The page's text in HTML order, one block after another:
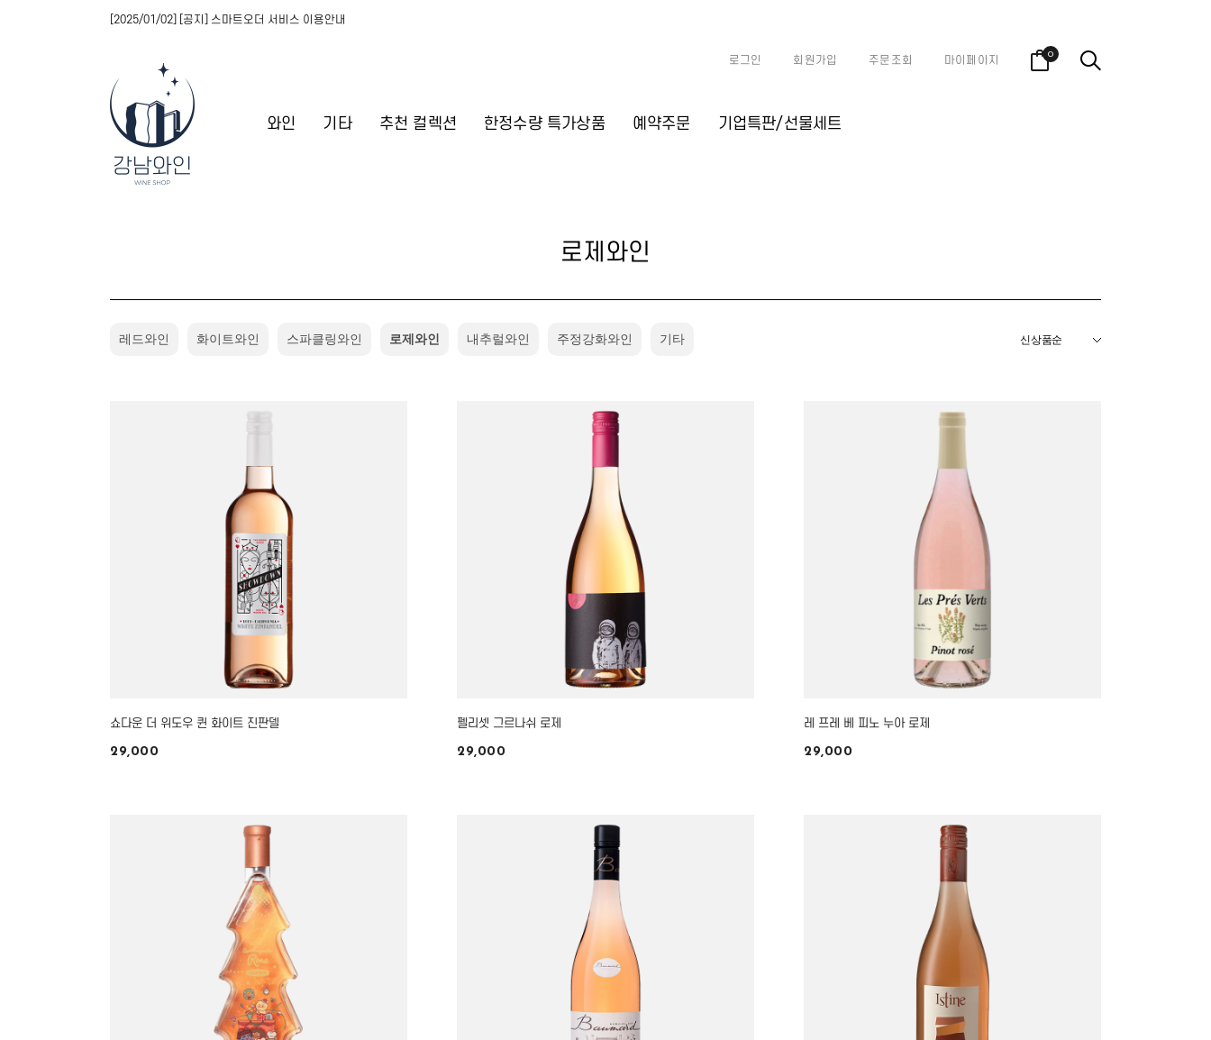
와인 기타 추천 컬렉션 한정수량 특가상품 예약주문 기업특판/선물세트
[2025/01/02] [공지] 스마트오더 서비스 이용안내
로그인 회원가입 주문조회 마이페이지 0
로제와인
레드와인 화이트와인 스파클링와인 로제와인 내추럴와인 주정강화와인 기타
쇼다운 더 위도우 퀸 화이트 진판델
29,000
펠리셋 그르나쉬 로제
29,000
레 프레 베 피노 누아 로제
29,000